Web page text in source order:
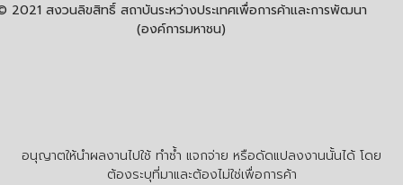
อนุญาตให้นำผลงานไปใช้ ทำซ้ำ แจกจ่าย หรือดัดแปลงงานนั้นได้ โดย
ต้องระบุที่มาและต้องไม่ใช่เพื่อการค้า
2021 สงวนลิขสิทธิ์ สถาบันระหว่างประเทศเพื่อการค้าและการพัฒนา
(องค์การมหาชน)